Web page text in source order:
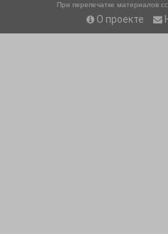
При перепечатке материалов
О проекте